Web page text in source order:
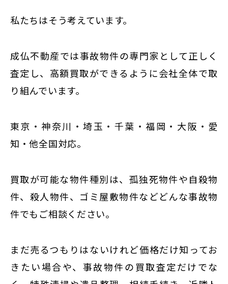
私たちはそう考えています。
成仏不動産では事故物件の専門家として正しく
査定し、高額買取ができるように会社全体で取
り組んでいます。
東京・神奈川・埼玉・千葉・福岡・大阪・愛
知・他全国対応。
買取が可能な物件種別は、孤独死物件や自殺物
件、殺人物件、ゴミ屋敷物件などどんな事故物
件でもご相談ください。
まだ売るつもりはないけれど価格だけ知ってお
きたい場合や、事故物件の買取査定だけでな